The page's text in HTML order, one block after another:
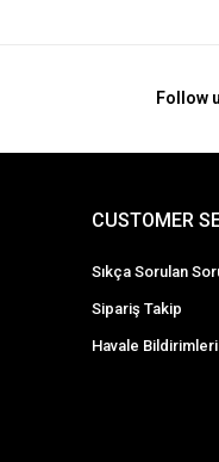
Follow
CUSTOMER
Sıkça Sorulan
Sipariş Takip
Havale Bildirimleri